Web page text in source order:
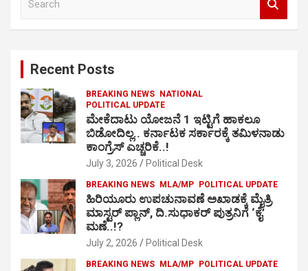
Recent Posts
BREAKING NEWS
NATIONAL
POLITICAL UPDATE
ಮೇಕೆದಾಟು ಯೋಜನೆ 1 ಇಟ್ಟಿಗೆ ಹಾಕಲೂ
ಬಿಡೋದಿಲ್ಲ.. ಕರ್ನಾಟಕ ಸರ್ಕಾರಕ್ಕೆ ತಮಿಳನಾಡು
ಕಾಂಗ್ರೆಸ್ ಎಚ್ಚರಿಕೆ..!
July 3, 2026 Political Desk
BREAKING NEWS MLA/MP POLITICAL UPDATE
ಹಿರಿಯೂರು ಉಪಚುನಾವಣೆ ಅಖಾಡಕ್ಕೆ ಮೈತ್ರಿ
ಮಾಸ್ಟರ್ ಪ್ಲಾನ್, ದಿ.ಸುಧಾಕರ್ ಪುತ್ರನಿಗೆ ‘ಕೈ’
ಮಣೆ..!?
July 2, 2026 Political Desk
BREAKING NEWS MLA/MP POLITICAL UPDATE